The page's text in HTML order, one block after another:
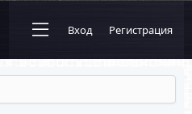
Вход Регистрация